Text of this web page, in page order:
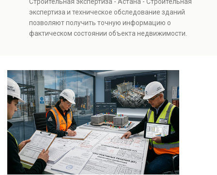
и нарушений. Услуга используется для проверки
качества строительства, подготовки к реконструкции,
оценки рисков и судебных разбирательств.
Результатом является официальное техническое
экспертиза и техническое обследование зданий
позволяют получить точную информацию о
фактическом состоянии объекта недвижимости.
качества строительства, подготовки к реконструкции,
оценки рисков и судебных разбирательств.
Результатом является официальное техническое
заключение, имеющее юридическую силу.